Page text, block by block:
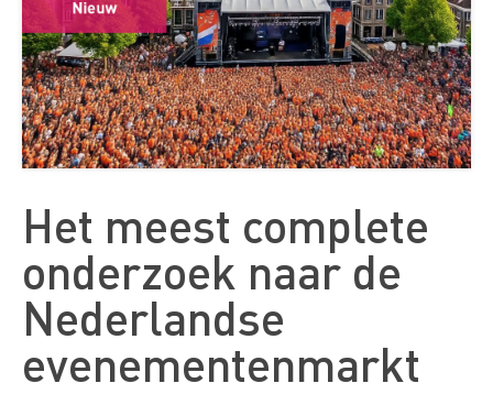
Het meest complete
onderzoek naar de
Nederlandse
evenementenmarkt